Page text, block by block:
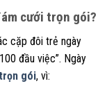
cưới trọn gói?
cặp đôi trẻ ngày
đầu việc”. Ngày
gói, vì: